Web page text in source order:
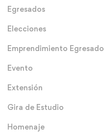
Egresados
Elecciones
Emprendimiento Egresado
Evento
Extensión
Gira de Estudio
Homenaje